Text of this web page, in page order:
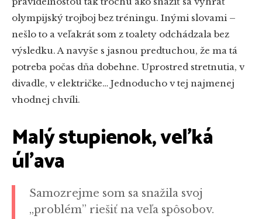
olympijský trojboj bez tréningu. Inými slovami –
nešlo to a veľakrát som z toalety odchádzala bez
výsledku. A navyše s jasnou predtuchou, že ma tá
potreba počas dňa dobehne. Uprostred stretnutia, v
divadle, v električke… Jednoducho v tej najmenej
vhodnej chvíli.
Malý stupienok, veľká
úľava
Samozrejme som sa snažila svoj
„problém” riešiť na veľa spôsobov.